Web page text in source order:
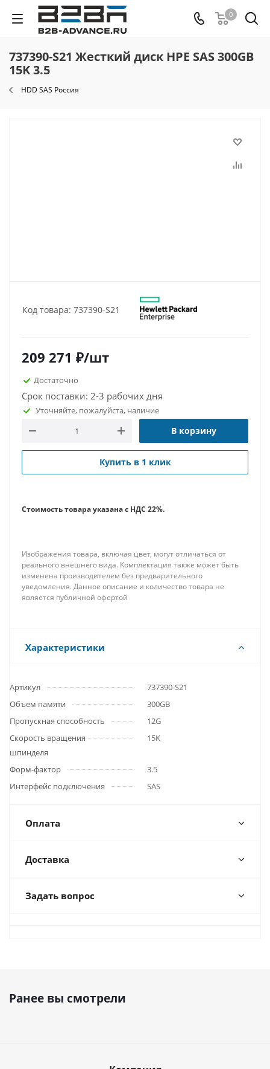
0
737390-S21 Жесткий диск HPE SAS 300GB
15K 3.5
HDD SAS Россия
Код товара: 737390-S21
209 271 ₽/шт
Достаточно
Срок поставки: 2-3 рабочих дня
Уточняйте, пожалуйста, наличие
В корзину
Купить в 1 клик
Стоимость товара указана с НДС 22%.
Изображения товара, включая цвет, могут отличаться от
реального внешнего вида. Комплектация также может быть
изменена производителем без предварительного
уведомления. Данное описание и количество товара не
является публичной офертой
Характеристики
Артикул
737390-S21
Объем памяти
300GB
Пропускная способность
12G
Скорость вращения
шпинделя
15K
Форм-фактор
3.5
Интерфейс подключения
SAS
Оплата
Доставка
Задать вопрос
Ранее вы смотрели